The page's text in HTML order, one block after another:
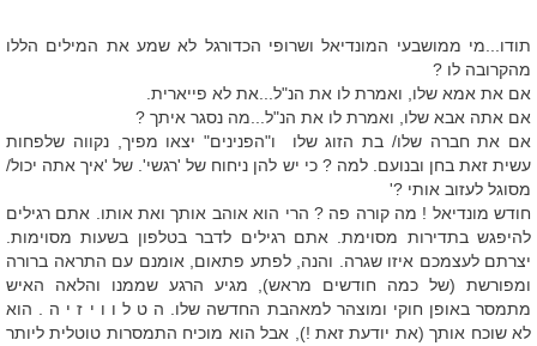
תודו...מי ממושבעי המונדיאל ושרופי הכדורגל לא שמע את המילים הללו
מהקרובה לו ?
אם את אמא שלו, ואמרת לו את הנ"ל...את לא פייארית.
אם אתה אבא שלו, ואמרת לו את הנ"ל...מה נסגר איתך ?
אם את חברה שלו/ בת הזוג שלו ו"הפנינים" יצאו מפיך, נקווה שלפחות
עשית זאת בחן ובנועם. למה ? כי יש להן ניחוח של 'רגשי'. של 'איך אתה יכול/
מסוגל לעזוב אותי ?'
חודש מונדיאל ! מה קורה פה ? הרי הוא אוהב אותך ואת אותו. אתם רגילים
להיפגש בתדירות מסוימת. אתם רגילים לדבר בטלפון בשעות מסוימות.
יצרתם לעצמכם איזו שגרה. והנה, לפתע פתאום, אומנם עם התראה ברורה
ומפורשת (של כמה חודשים מראש), מגיע הרגע שממנו והלאה האיש
מתמסר באופן חוקי ומוצהר למאהבת החדשה שלו. ה ט ל ו ו י ז י ה . הוא
לא שוכח אותך (את יודעת זאת !), אבל הוא מוכיח התמסרות טוטלית ליותר